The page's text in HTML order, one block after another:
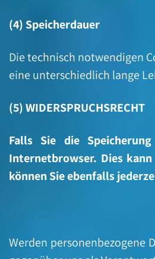
(4) Speicherdauer
Die technisch notwendigen
eine unterschiedlich lange
(5) WIDERSPRUCHSRECHT
Falls Sie die
Internetbrowser. Dies
können Sie ebenfalls
Werden personenbezogene